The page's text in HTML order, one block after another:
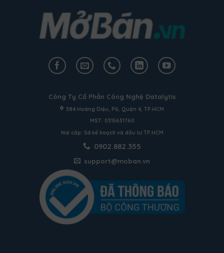
Công Ty Cổ Phần Công Nghệ Datalytis
384 Hoàng Diệu, P6, Quận 4, TP.HCM
MST: 0315631760
Nơi cấp: Sở kế hoạch và đầu tư TP.HCM
0902.882.355
support@moban.vn